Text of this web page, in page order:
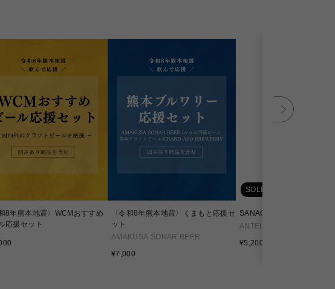
和8年熊本地震〉WCMおすすめ
応援セット
〈令和8年熊本地震〉くまもと応援セ
ット
AMAKUSA SONAR BEER
通
¥7,000
SOLD OUT
SANAGI 8 - Ichie/ サナギ 8
ANTELOPE
通
¥5,200